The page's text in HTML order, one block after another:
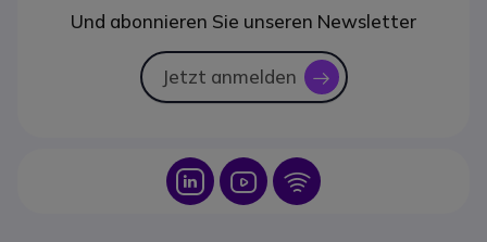
Und abonnieren Sie unseren Newsletter
Jetzt anmelden icon
Icon Icon Icon